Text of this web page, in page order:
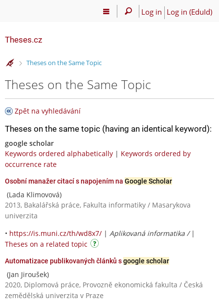
Log in Log in (EduId)
Theses.cz
>
Theses on the Same Topic
Theses on the Same Topic
Zpět na vyhledávání
Theses on the same topic (having an identical keyword):
google scholar
Keywords ordered alphabetically | Keywords ordered by
occurrence rate
Osobní manažer citací s napojením na Google Scholar
(Lada Klimovová)
2013, Bakalářská práce, Fakulta informatiky / Masarykova
univerzita
• https://is.muni.cz/th/wd8x7/ | Aplikovaná informatika / |
Theses on a related topic
Automatizace publikovaných článků sgoogle scholar
(Jan Jiroušek)
2020, Diplomová práce, Provozně ekonomická fakulta / Česká
zemědělská univerzita v Praze